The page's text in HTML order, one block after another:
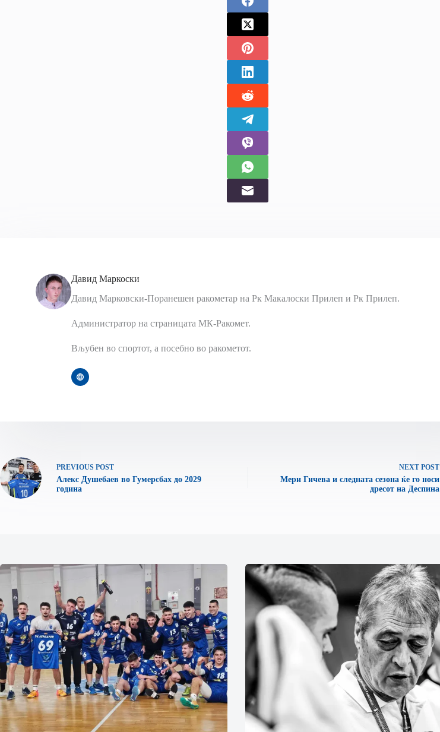
Давид Маркоски
Давид Марковски-Поранешен ракометар на Рк Макалоски Прилеп и Рк Прилеп.
Администратор на страницата МК-Ракомет.
Вљубен во спортот, а посебно во ракометот.
PREVIOUS POST
Алекс Душебаев во Гумерсбах до 2029
година
NEXT POST
Мери Гичева и следната сезона ќе го носи
дресот на Деспина